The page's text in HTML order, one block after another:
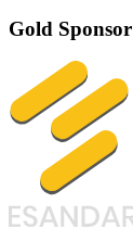
Gold Sponsor